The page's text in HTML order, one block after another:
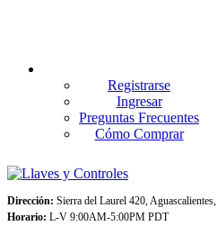
Registrarse
Ingresar
Preguntas Frecuentes
Cómo Comprar
Dirección: Sierra del Laurel 420,
Horario: L-V 9:00AM-5:00PM PDT